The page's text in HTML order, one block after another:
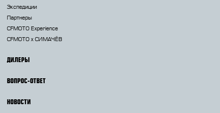
Экспедиции
Партнеры
CFMOTO Experience
CFMOTO х СИМАЧЁВ
ДИЛЕРЫ
ВОПРОС-ОТВЕТ
НОВОСТИ